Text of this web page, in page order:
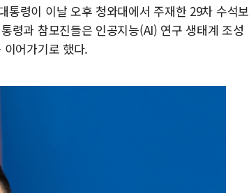
통령이 이날 오후 청와대에서 주재한 29차 수석보
령과 참모진들은 인공지능(AI) 연구 생태계 조성
어가기로 했다.